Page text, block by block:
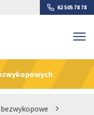
62 505 78 78
›